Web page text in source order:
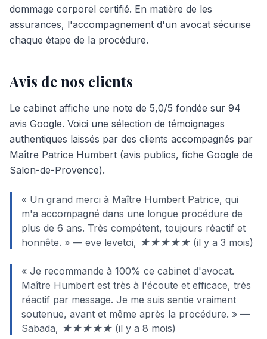
dommage corporel certifié. En matière de les
assurances, l'accompagnement d'un avocat sécurise
chaque étape de la procédure.
Avis de nos clients
Le cabinet affiche une note de 5,0/5 fondée sur 94
avis Google. Voici une sélection de témoignages
authentiques laissés par des clients accompagnés par
Maître Patrice Humbert (avis publics, fiche Google de
Salon-de-Provence).
« Un grand merci à Maître Humbert Patrice, qui
m'a accompagné dans une longue procédure de
plus de 6 ans. Très compétent, toujours réactif et
honnête. » — eve levetoi, ★★★★★ (il y a 3 mois)
« Je recommande à 100% ce cabinet d'avocat.
Maître Humbert est très à l'écoute et efficace, très
réactif par message. Je me suis sentie vraiment
soutenue, avant et même après la procédure. » —
Sabada, ★★★★★ (il y a 8 mois)